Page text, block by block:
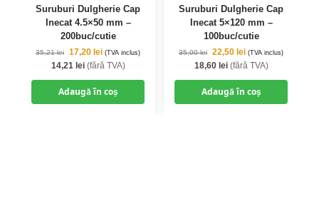
Suruburi Dulgherie Cap
Inecat 4.5×50 mm –
200buc/cutie
35,21lei 17,20 lei (TVA inclus)
14,21 lei(fără TVA)
Adaugă în coș
Suruburi Dulgherie Cap
Inecat 5×120 mm –
100buc/cutie
35,00lei 22,50 lei (TVA inclus)
18,60 lei(fără TVA)
Adaugă în coș